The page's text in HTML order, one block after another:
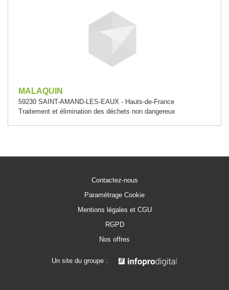
MALAQUIN
59230 SAINT-AMAND-LES-EAUX - Hauts-de-France
Traitement et élimination des déchets non dangereux
Contactez-nous
Paramétrage Cookie
Mentions légales et CGU
RGPD
Nos offres
Un site du groupe :